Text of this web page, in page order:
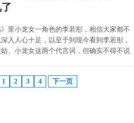
里小龙女一角色的李若彤，相信大家都不
入人心十足，以至于到现今看到李若彤，
、小龙女这两个代言词，但确实不得不说
1 2 3 4 下一页